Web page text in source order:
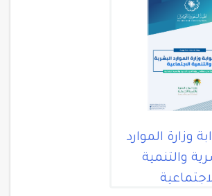
وزارة الموارد
والتنمية